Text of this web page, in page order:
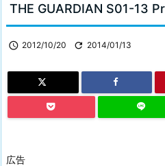
THE GUARDIAN S01-13
 2012/10/20  2014/01/13
広告